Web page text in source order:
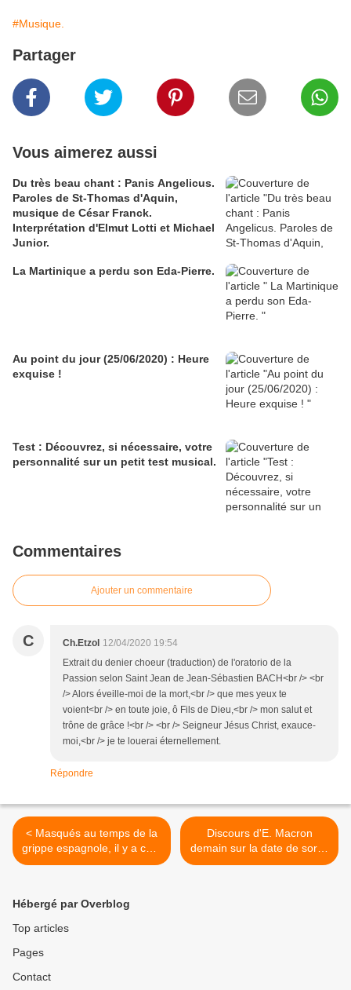
#Musique.
Partager
Vous aimerez aussi
Du très beau chant : Panis Angelicus.
Paroles de St-Thomas d'Aquin,
musique de César Franck.
Interprétation d'Elmut Lotti et Michael
Junior.
La Martinique a perdu son Eda-Pierre.
Au point du jour (25/06/2020) : Heure
exquise !
Test : Découvrez, si nécessaire, votre
personnalité sur un petit test musical.
Commentaires
Ajouter un commentaire
C Ch.Etzol 12/04/2020 19:54
Extrait du denier choeur (traduction) de l'oratorio de la
Passion selon Saint Jean de Jean-Sébastien BACH<br /> <br
/> Alors éveille-moi de la mort,<br /> que mes yeux te
voient<br /> en toute joie, ô Fils de Dieu,<br /> mon salut et
trône de grâce !<br /> <br /> Seigneur Jésus Christ, exauce-
moi,<br /> je te louerai éternellement.
Répondre
< Masqués au temps de la
grippe espagnole, il y a cent
ans.
Discours d'E. Macron
demain sur la date de sortie
du confinement. Certains
Hébergé par Overblog
Top articles
Pages
Contact